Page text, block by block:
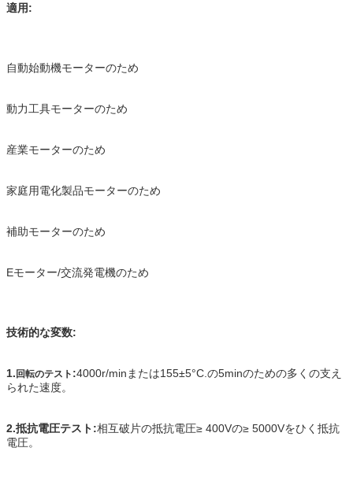
適用:
自動始動機モーターのため
動力工具モーターのため
産業モーターのため
家庭用電化製品モーターのため
補助モーターのため
Eモーター/交流発電機のため
技術的な変数:
1.回転のテスト :4000r/minまたは155±5°C.の5minのための多くの支え
られた速度。
2.抵抗電圧テスト:相互破片の抵抗電圧≥ 400Vの≥ 5000Vをひく抵抗
電圧。